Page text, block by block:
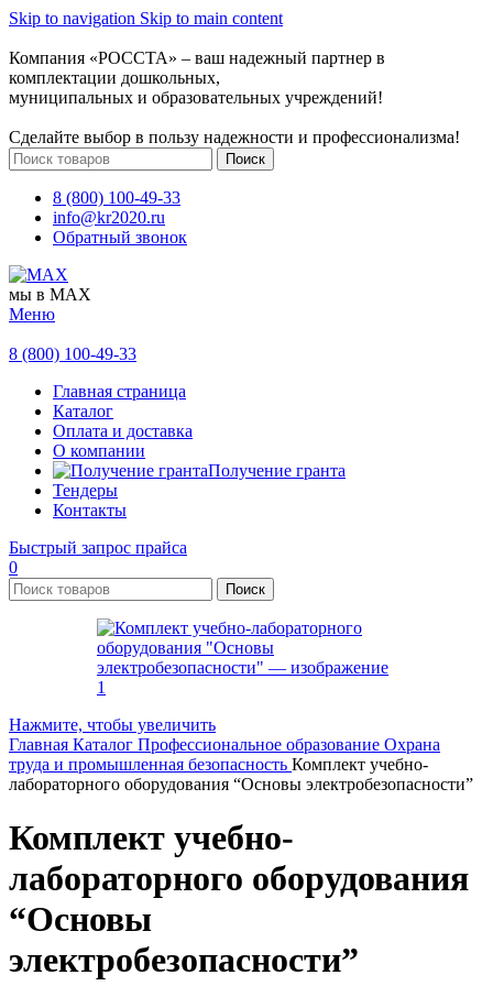
Skip to navigation Skip to main content
Компания «РОССТА» – ваш надежный партнер в
комплектации дошкольных,
муниципальных и образовательных учреждений!
Сделайте выбор в пользу надежности и профессионализма!
Поиск
8 (800) 100-49-33
info@kr2020.ru
Обратный звонок
мы в MAX
Меню
8 (800) 100-49-33
Главная страница
Каталог
Оплата и доставка
О компании
Получение гранта
Тендеры
Контакты
Быстрый запрос прайса
0
Поиск
Нажмите, чтобы увеличить
Главная Каталог Профессиональное образование Охрана
труда и промышленная безопасность Комплект учебно-
лабораторного оборудования “Основы электробезопасности”
Комплект учебно-
лабораторного оборудования
“Основы
электробезопасности”